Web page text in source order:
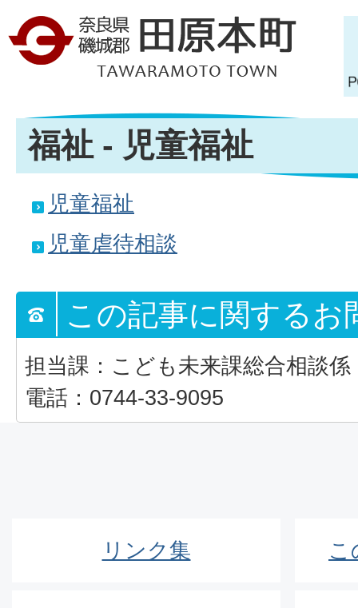
福祉 - 児童福祉
児童福祉
児童虐待相談
この記事に関するお
担当課：こども未来課総合相談係
電話：0744-33-9095
リンク集 こ